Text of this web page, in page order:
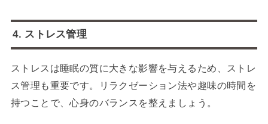
4. ストレス管理
ストレスは睡眠の質に大きな影響を与えるため、ストレ
ス管理も重要です。リラクゼーション法や趣味の時間を
持つことで、心身のバランスを整えましょう。